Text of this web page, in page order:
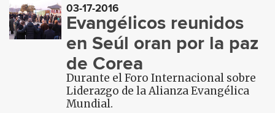
03-17-2016
Evangélicos reunidos
en Seúl oran por la paz
de Corea
Durante el Foro Internacional sobre
Liderazgo de la Alianza Evangélica
Mundial.